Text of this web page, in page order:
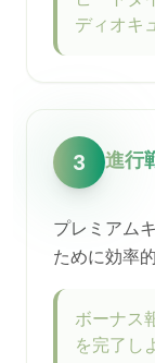
ディオキ
3 進行
プレミアム
ために効率
ボーナス
を完了し